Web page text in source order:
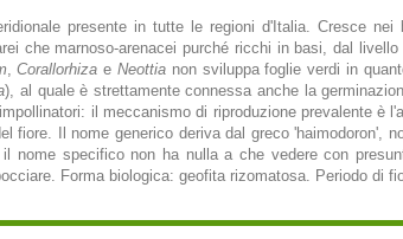
presente in tutte le regioni d'Italia. Cresce
che marnoso-arenacei purché ricchi in basi, dal
,Corallorhiza e Neottianon sviluppa foglie verdi in
), al quale è strettamente connessa anche la
il meccanismo di riproduzione prevalente è
fiore. Il nome generico deriva dal greco 'haimodoron',
nome specifico non ha nulla a che vedere con
Forma biologica: geofita rizomatosa. Periodo di